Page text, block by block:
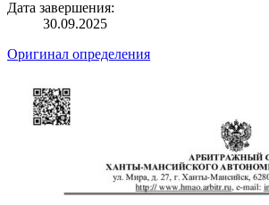
Дата завершения:
30.09.2025
Оригинал определения